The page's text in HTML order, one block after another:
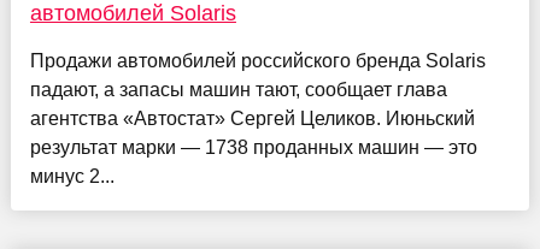
автомобилей Solaris
Продажи автомобилей российского бренда Solaris
падают, а запасы машин тают, сообщает глава
агентства «Автостат» Сергей Целиков. Июньский
результат марки — 1738 проданных машин — это
минус 2...